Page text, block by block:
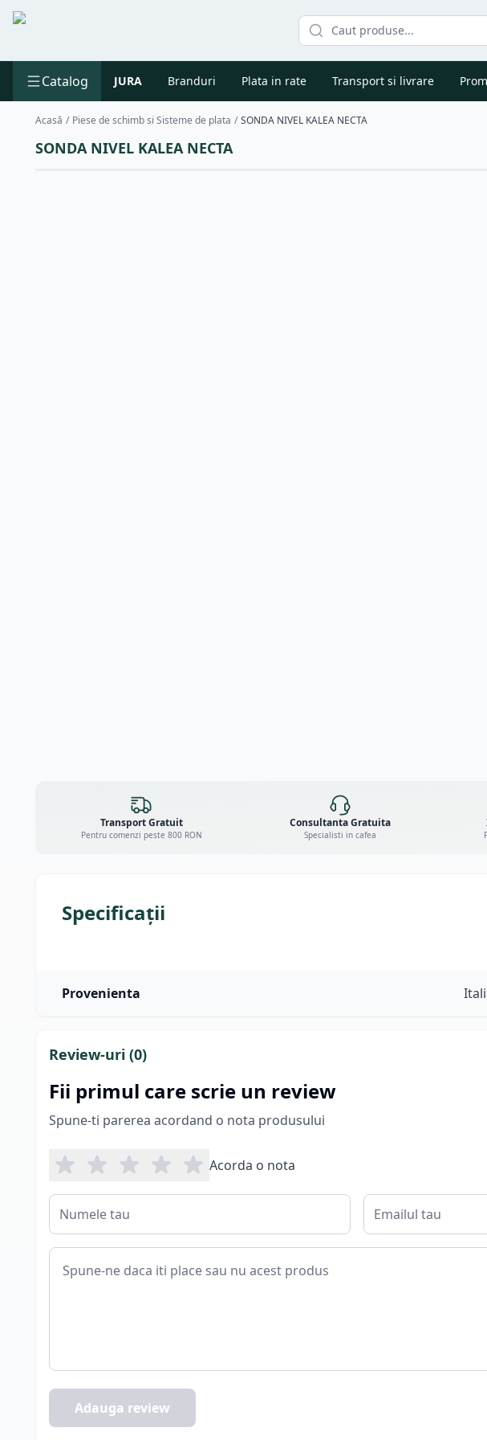
Catalog JURA Branduri Plata in rate Transport si livrare
Acasă / Piese de schimb si Sisteme de plata / SONDA NIVEL KALEA NECTA
SONDA NIVEL KALEA NECTA
Transport Gratuit
Pentru comenzi peste 800 RON
Consultanta Gratuita
Specialisti in cafea
Specificații
Provenienta
Review-uri (0)
Fii primul care scrie un review
Spune-ti parerea acordand o nota produsului
Acorda o nota
Adauga review